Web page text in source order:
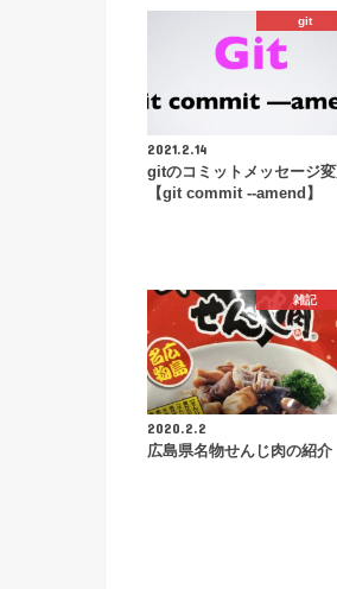
git
2021.2.14
gitのコミットメッセージ
【git commit --amend】
雑記
2020.2.2
広島県名物せんじ肉の紹介